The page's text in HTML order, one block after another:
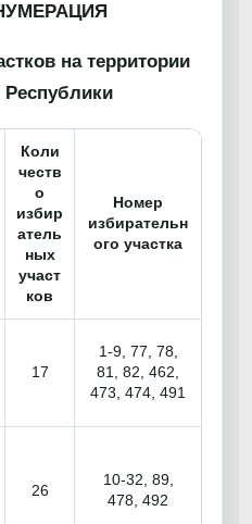
на территории
Республики
Коли
честв
о
избир
атель
ных
участ
ков
Номер
избирательн
ого участка
17
1-9, 77, 78,
81, 82, 462,
473, 474, 491
26
10-32, 89,
478, 492